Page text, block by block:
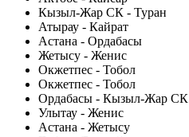
Кызыл-Жар СК - Туран
Атырау - Кайрат
Астана - Ордабасы
Жетысу - Женис
Окжетпес - Тобол
Окжетпес - Тобол
Ордабасы - Кызыл-Жар СК
Улытау - Женис
Астана - Жетысу